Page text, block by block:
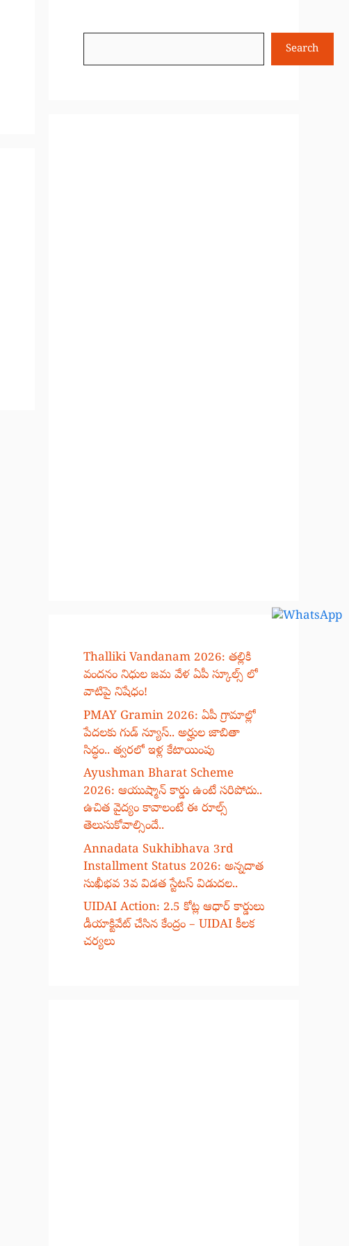
Search
Thalliki Vandanam 2026: తల్లికి
వందనం నిధుల జమ వేళ ఏపీ స్కూల్స్ లో
వాటిపై నిషేధం!
PMAY Gramin 2026: ఏపీ గ్రామాల్లో
పేదలకు గుడ్ న్యూస్.. అర్హుల జాబితా
సిద్ధం.. త్వరలో ఇళ్ల కేటాయింపు
Ayushman Bharat Scheme
2026: ఆయుష్మాన్ కార్డు ఉంటే సరిపోదు..
ఉచిత వైద్యం కావాలంటే ఈ రూల్స్
తెలుసుకోవాల్సిందే..
Annadata Sukhibhava 3rd
Installment Status 2026: అన్నదాత
సుఖీభవ 3వ విడత స్టేటస్ విడుదల..
UIDAI Action: 2.5 కోట్ల ఆధార్ కార్డులు
డీయాక్టివేట్ చేసిన కేంద్రం – UIDAI కీలక
చర్యలు